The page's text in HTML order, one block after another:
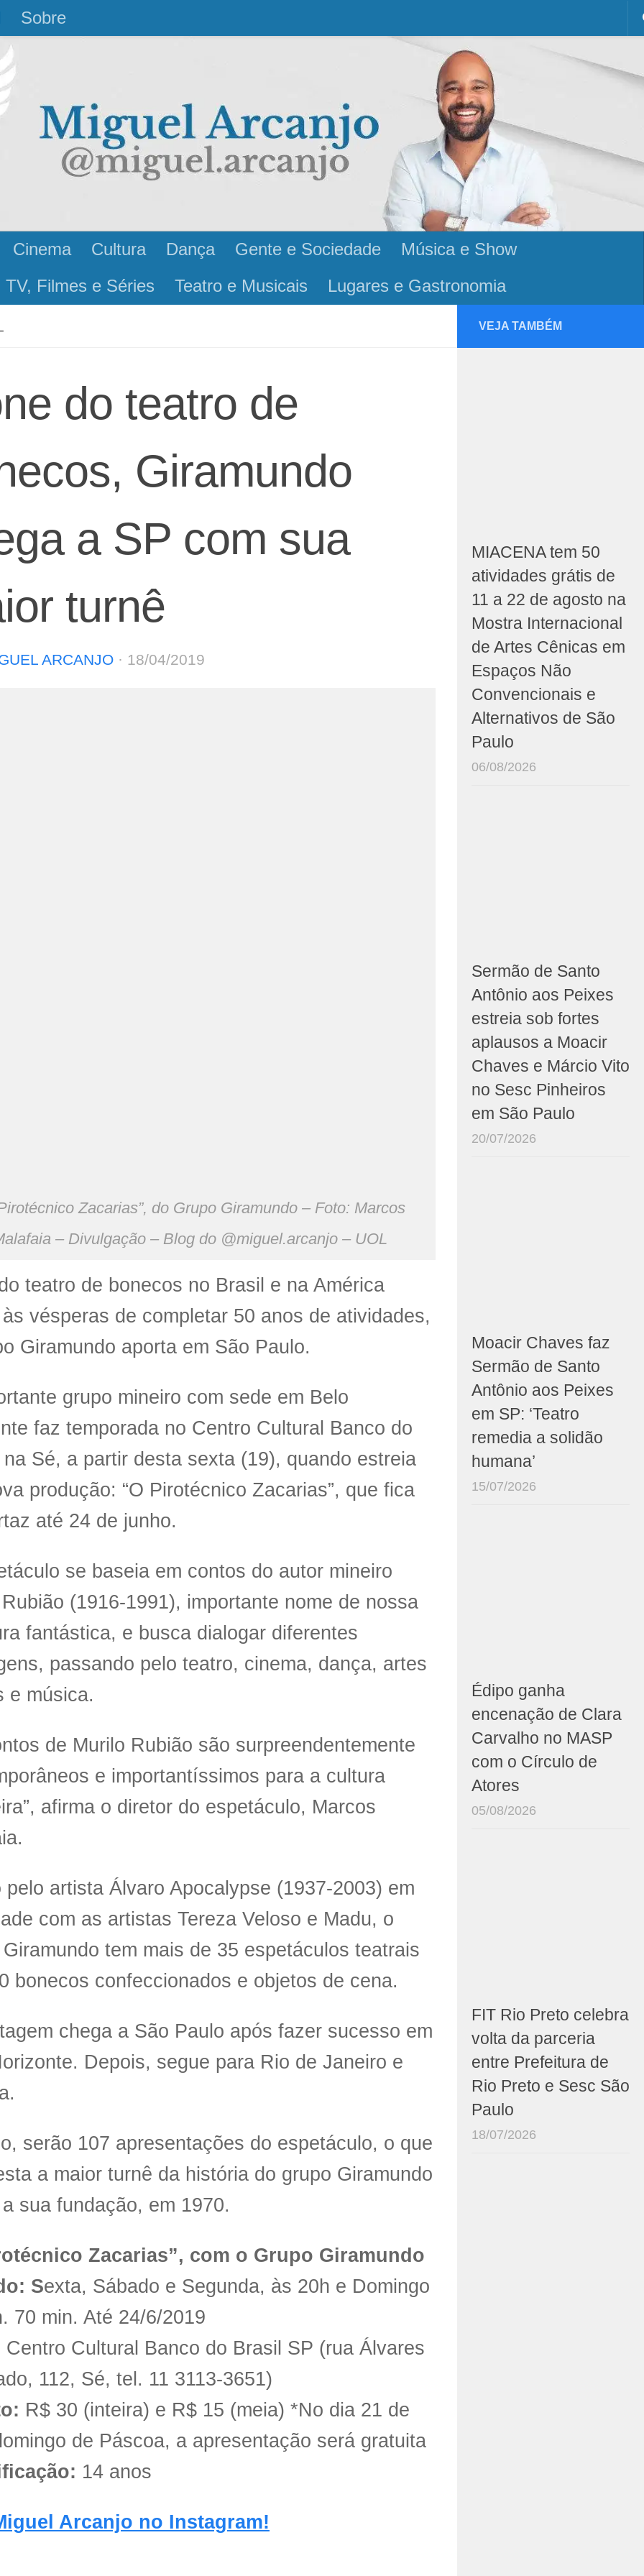
Sobre
Cinema Cultura Dança Gente e Sociedade
Música e Show
TV, Filmes e Séries Teatro e Musicais Lugares e Gastronomia
do teatro de
Giramundo
a SP com sua
turnê
ARCANJO · 18/04/2019
Zacarias”, do Grupo Giramundo – Foto: Marcos
– Divulgação – Blog do @miguel.arcanjo – UOL
teatro de bonecos no Brasil e na América
vésperas de completar 50 anos de atividades,
Giramundo aporta em São Paulo.
grupo mineiro com sede em Belo
faz temporada no Centro Cultural Banco do
na Sé, a partir desta sexta (19), quando estreia
produção: “O Pirotécnico Zacarias”, que fica
até 24 de junho.
se baseia em contos do autor mineiro
(1916-1991), importante nome de nossa
fantástica, e busca dialogar diferentes
passando pelo teatro, cinema, dança, artes
e música.
de Murilo Rubião são surpreendentemente
e importantíssimos para a cultura
afirma o diretor do espetáculo, Marcos
pelo artista Álvaro Apocalypse (1937-2003) em
com as artistas Tereza Veloso e Madu, o
tem mais de 35 espetáculos teatrais
bonecos confeccionados e objetos de cena.
chega a São Paulo após fazer sucesso em
Depois, segue para Rio de Janeiro e
serão 107 apresentações do espetáculo, o que
a maior turnê da história do grupo Giramundo
sua fundação, em 1970.
Zacarias”, com o Grupo Giramundo
Sexta, Sábado e Segunda, às 20h e Domingo
70 min. Até 24/6/2019
Centro Cultural Banco do Brasil SP (rua Álvares
112, Sé, tel. 11 3113-3651)
R$ 30 (inteira) e R$ 15 (meia) *No dia 21 de
de Páscoa, a apresentação será gratuita
14 anos
Arcanjo no Instagram!
VEJA TAMBÉM
MIACENA tem 50
atividades grátis de
11 a 22 de agosto na
Mostra Internacional
de Artes Cênicas em
Espaços Não
Convencionais e
Alternativos de São
Paulo
06/08/2026
Sermão de Santo
Antônio aos Peixes
estreia sob fortes
aplausos a Moacir
Chaves e Márcio Vito
no Sesc Pinheiros
em São Paulo
20/07/2026
Moacir Chaves faz
Sermão de Santo
Antônio aos Peixes
em SP: ‘Teatro
remedia a solidão
humana’
15/07/2026
Édipo ganha
encenação de Clara
Carvalho no MASP
com o Círculo de
Atores
05/08/2026
FIT Rio Preto celebra
volta da parceria
entre Prefeitura de
Rio Preto e Sesc São
Paulo
18/07/2026